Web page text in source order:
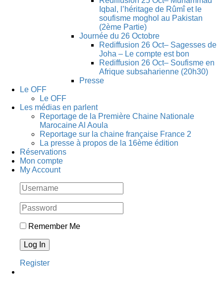
Iqbal, l’héritage de Rûmî et le
soufisme moghol au Pakistan
(2ème Partie)
Journée du 26 Octobre
Rediffusion 26 Oct– Sagesses de
Joha – Le compte est bon
Rediffusion 26 Oct– Soufisme en
Afrique subsaharienne (20h30)
Presse
Le OFF
Le OFF
Les médias en parlent
Reportage de la Première Chaine Nationale
Marocaine Al Aoula
Reportage sur la chaine française France 2
La presse à propos de la 16ème édition
Réservations
Mon compte
My Account
Remember Me
Register